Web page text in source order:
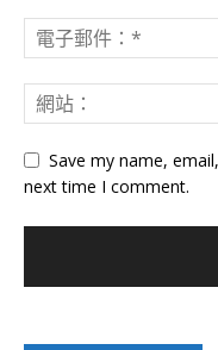
Save my name,
next time I comment.